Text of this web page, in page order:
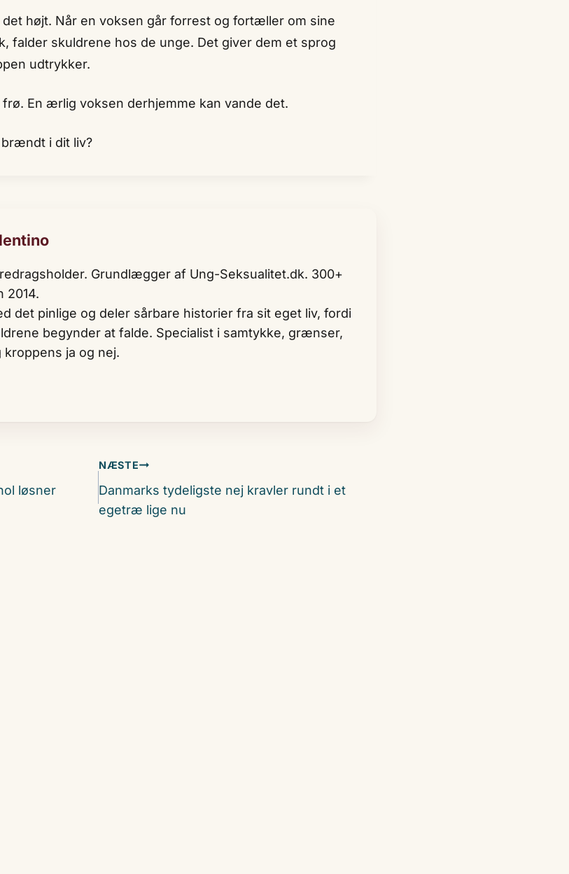
højt. Når en voksen går forrest og fortæller om sine
falder skuldrene hos de unge. Det giver dem et sprog
udtrykker.
En ærlig voksen derhjemme kan vande det.
i dit liv?
Grundlægger af Ung-Seksualitet.dk. 300+
2014.
det pinlige og deler sårbare historier fra sit eget liv, fordi
begynder at falde. Specialist i samtykke, grænser,
kroppens ja og nej.
løsner
NÆSTE
Danmarks tydeligste nej kravler rundt i et
egetræ lige nu